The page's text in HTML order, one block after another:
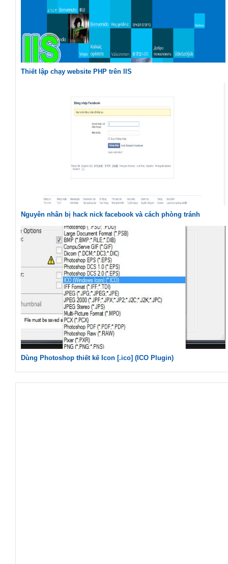
Thiết lập chạy website PHP trên IIS
Nguyên nhân bị hack nick facebook và cách phòng tránh
Dùng Photoshop thiết kế Icon [.ico] (ICO Plugin)